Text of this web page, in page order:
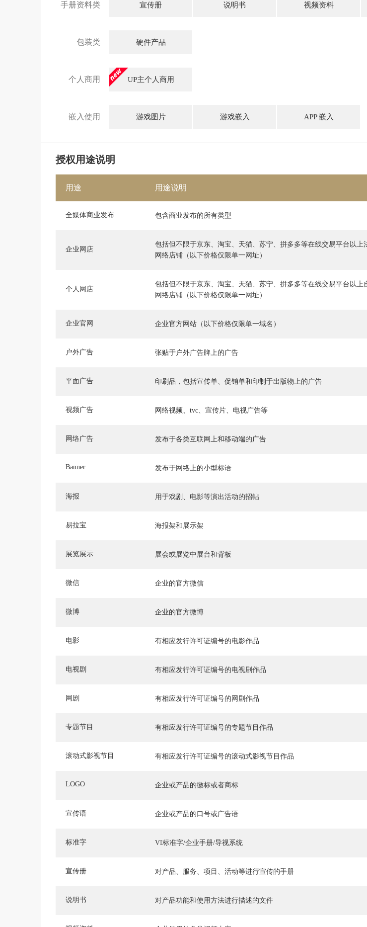
手册资料类 宣传册 说明书 视频资料
包装类 硬件产品
个人商用 UP主个人商用
嵌入使用 游戏图片 游戏嵌入 APP 嵌入
授权用途说明
用途 用途说明
全媒体商业发布 包含商业发布的所有类型
企业网店
包括但不限于京东、淘宝、天猫、苏宁、拼多多等在线交易平台以
网络店铺（以下价格仅限单一网址）
个人网店
包括但不限于京东、淘宝、天猫、苏宁、拼多多等在线交易平台以
网络店铺（以下价格仅限单一网址）
企业官网 企业官方网站（以下价格仅限单一域名）
户外广告 张贴于户外广告牌上的广告
平面广告 印刷品，包括宣传单、促销单和印制于出版物上的广告
视频广告 网络视频、tvc、宣传片、电视广告等
网络广告 发布于各类互联网上和移动端的广告
Banner 发布于网络上的小型标语
海报 用于戏剧、电影等演出活动的招帖
易拉宝 海报架和展示架
展览展示 展会或展览中展台和背板
微信 企业的官方微信
微博 企业的官方微博
电影 有相应发行许可证编号的电影作品
电视剧 有相应发行许可证编号的电视剧作品
网剧 有相应发行许可证编号的网剧作品
专题节目 有相应发行许可证编号的专题节目作品
滚动式影视节目 有相应发行许可证编号的滚动式影视节目作品
LOGO 企业或产品的徽标或者商标
宣传语 企业或产品的口号或广告语
标准字 VI标准字/企业手册/导视系统
宣传册 对产品、服务、项目、活动等进行宣传的手册
说明书 对产品功能和使用方法进行描述的文件